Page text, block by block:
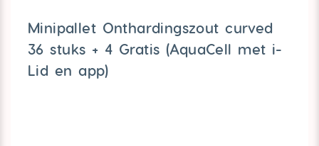
Minipallet Onthardingszout curved
36 stuks + 4 Gratis (AquaCell met i-
Lid en app)